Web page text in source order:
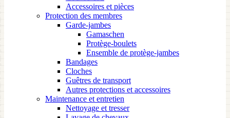
Accessoires et pièces
Protection des membres
Garde-jambes
Gamaschen
Protège-boulets
Ensemble de protège-jambes
Bandages
Cloches
Guêtres de transport
Autres protections et accessoires
Maintenance et entretien
Nettoyage et tresser